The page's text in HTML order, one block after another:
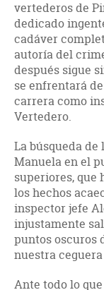
vertederos de
dedicado
cadáver
autoría del
después sigue
se enfrentará
carrera como
Vertedero.
La búsqueda
Manuela en el
superiores, que
los hechos
inspector jefe
injustamente
puntos oscuros
nuestra
Ante todo lo